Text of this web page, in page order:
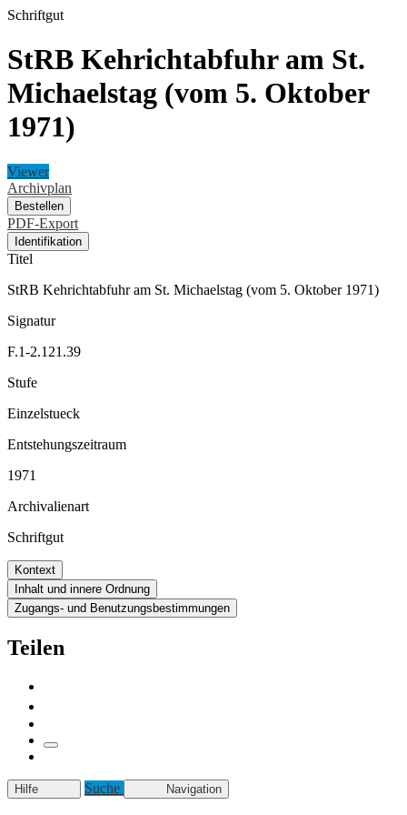
Schriftgut
StRB Kehrichtabfuhr am St.
Michaelstag (vom 5. Oktober
1971)
Viewer
Archivplan
Bestellen
PDF-Export
Identifikation
Titel
StRB Kehrichtabfuhr am St. Michaelstag (vom 5. Oktober 1971)
Signatur
F.1-2.121.39
Stufe
Einzelstueck
Entstehungszeitraum
1971
Archivalienart
Schriftgut
Kontext
Inhalt und innere Ordnung
Zugangs- und Benutzungsbestimmungen
Teilen
Hilfe Suche Navigation